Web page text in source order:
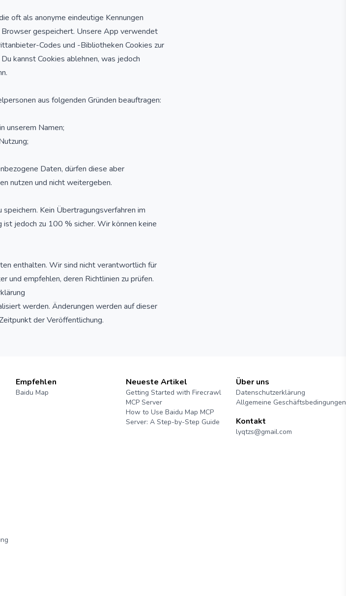
oft als anonyme eindeutige Kennungen
gespeichert. Unsere App verwendet
Codes und -Bibliotheken Cookies zur
kannst Cookies ablehnen, was jedoch
aus folgenden Gründen beauftragen:
unserem Namen;
Daten, dürfen diese aber
nutzen und nicht weitergeben.
Kein Übertragungsverfahren im
jedoch zu 100 % sicher. Wir können keine
enthalten. Wir sind nicht verantwortlich für
und empfehlen, deren Richtlinien zu prüfen.
werden. Änderungen werden auf dieser
der Veröffentlichung.
Empfehlen
Baidu Map
Neueste Artikel
Getting Started with Firecrawl
MCP Server
How to Use Baidu Map MCP
Server: A Step-by-Step Guide
Über uns
Datenschutzerklärung
Allgemeine Geschäftsbedingungen
Kontakt
lyqtzs@gmail.com